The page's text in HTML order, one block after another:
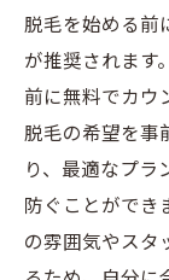
岐阜
剃り
岐阜県関
見極め方
隠れ
岐阜
契約
脱毛を始める前
が推奨されます
前に無料でカウ
脱毛の希望を事
り、最適なプラ
防ぐことができ
の雰囲気やスタ